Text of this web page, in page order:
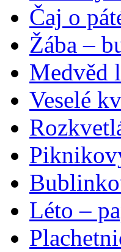
Čaj o
Žába –
Medvěd
Veselé
Léto –